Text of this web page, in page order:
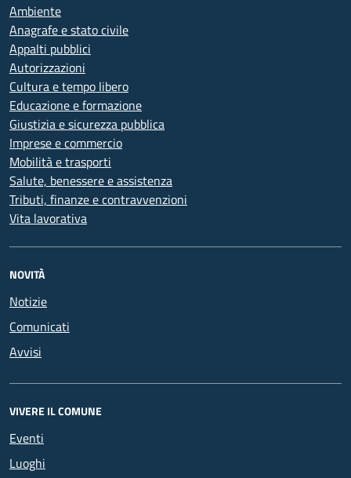
Ambiente
Anagrafe e stato civile
Appalti pubblici
Autorizzazioni
Cultura e tempo libero
Educazione e formazione
Giustizia e sicurezza pubblica
Imprese e commercio
Mobilità e trasporti
Salute, benessere e assistenza
Tributi, finanze e contravvenzioni
Vita lavorativa
NOVITÀ
Notizie
Comunicati
Avvisi
VIVERE IL COMUNE
Eventi
Luoghi